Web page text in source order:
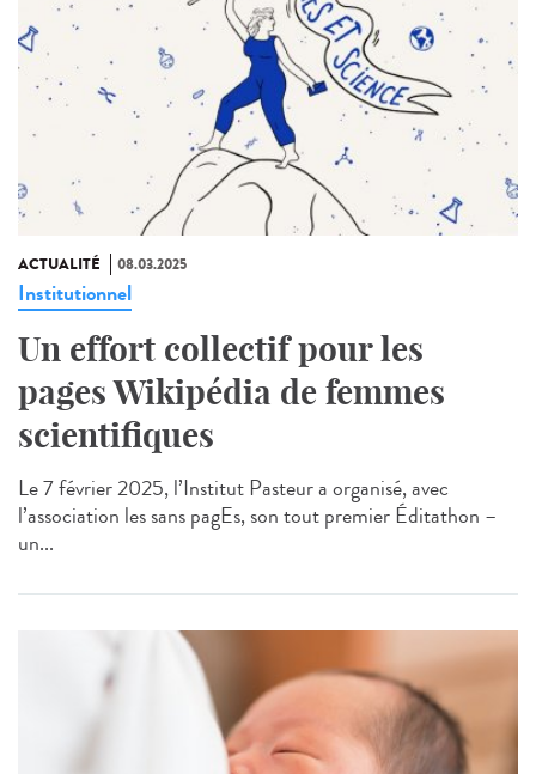
ACTUALITÉ 08.03.2025
Institutionnel
Un effort collectif pour les
pages Wikipédia de femmes
scientifiques
Le 7 février 2025, l’Institut Pasteur a organisé, avec
l’association les sans pagEs, son tout premier Éditathon –
un...